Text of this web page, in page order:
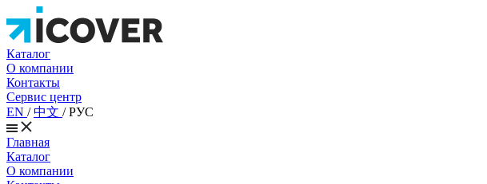
Каталог
О компании
Контакты
Сервис центр
EN /中文 /РУС
Главная
Каталог
О компании